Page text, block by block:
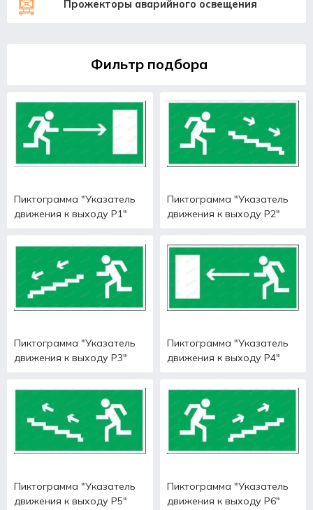
Прожекторы аварийного освещения
Фильтр подбора
Пиктограмма "Указатель
движения к выходу Р1"
Пиктограмма "Указатель
движения к выходу Р2"
Пиктограмма "Указатель
движения к выходу Р3"
Пиктограмма "Указатель
движения к выходу Р4"
Пиктограмма "Указатель
движения к выходу Р5"
Пиктограмма "Указатель
движения к выходу Р6"